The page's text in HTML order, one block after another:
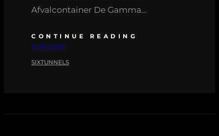
Afvalcontainer De Gamma…
CONTINUE READING
15 MEI 2026
SIXTUNNELS